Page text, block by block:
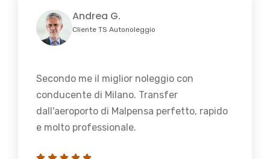
Andrea G.
Cliente TS Autonoleggio
Secondo me il miglior noleggio con
conducente di Milano. Transfer
dall'aeroporto di Malpensa perfetto, rapido
e molto professionale.